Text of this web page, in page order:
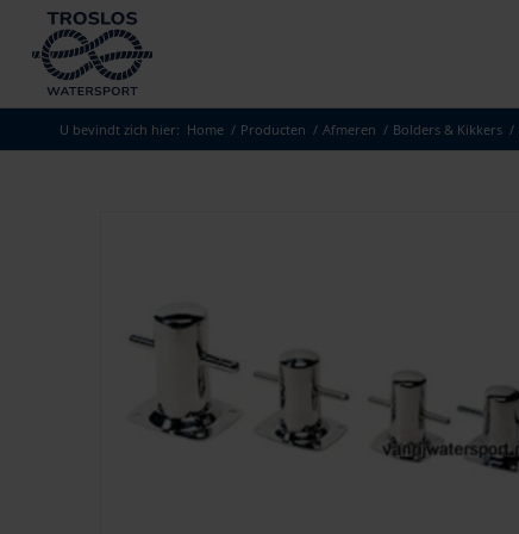
U bevindt zich hier: Home / Producten / Afmeren / Bolders & Kikkers /